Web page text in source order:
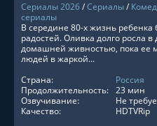
Сериалы 2026/Сериалы/
сериалы
В середине 80-х жизнь
радостей. Оливка долго росла
домашней живностью, пока ее
людей в жаркой...
Страна:
Россия
Продолжительность: 23 мин
Озвучивание:
Не
Качество:
HDTVRip